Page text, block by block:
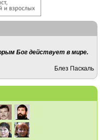
Бог действует в мире.
Блез Паскаль